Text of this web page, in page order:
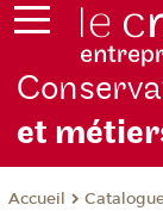
et
Accueil